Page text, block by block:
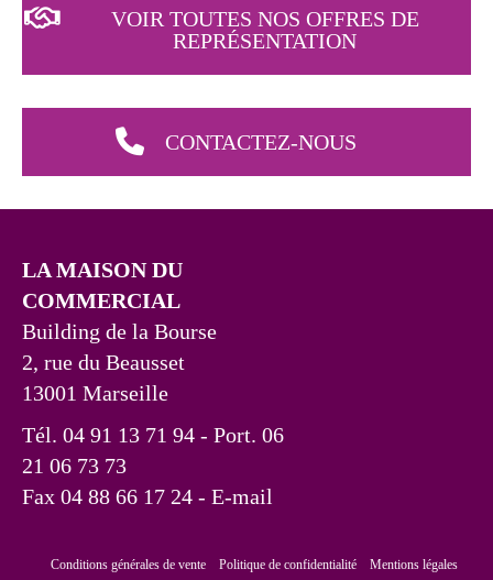
VOIR TOUTES NOS OFFRES DE
REPRÉSENTATION
CONTACTEZ-NOUS
LA MAISON DU
COMMERCIAL
Building de la Bourse
2, rue du Beausset
13001 Marseille
Tél. 04 91 13 71 94 - Port. 06
21 06 73 73
Fax 04 88 66 17 24 - E-mail
Conditions générales de vente Politique de confidentialité Mentions légales